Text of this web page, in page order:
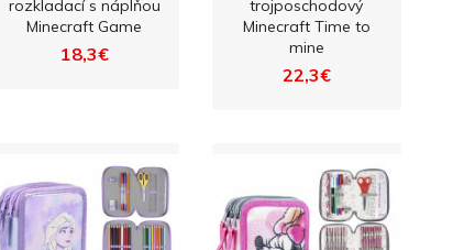
rozkladací s náplňou
Minecraft Game
18,3€
trojposchodový
Minecraft Time to
mine
22,3€